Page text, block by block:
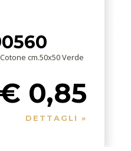
cm.50x50 Verde
€ 0,85
DETTAGLI »